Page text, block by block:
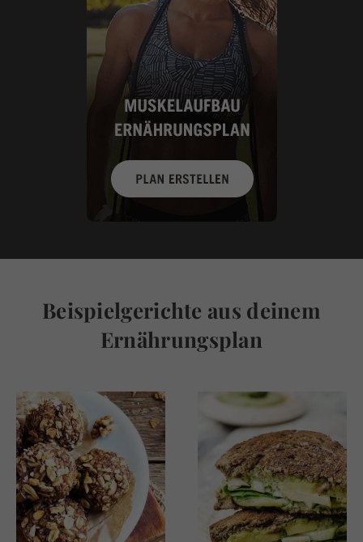
Beispielgerichte aus deinem
Ernährungsplan